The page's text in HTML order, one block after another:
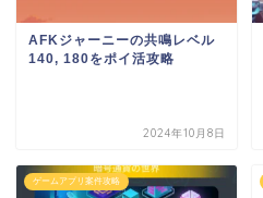
AFKジャーニーの共鳴レベル
140, 180をポイ活攻略
2024年10月8日
ゲームアプリ案件攻略